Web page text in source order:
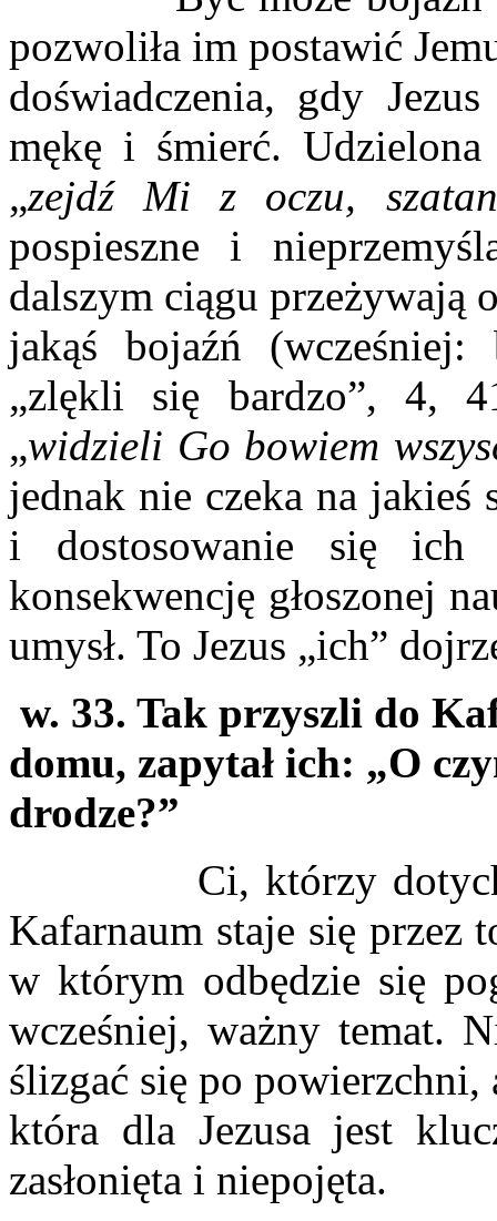
pozwoliła im postawić
doświadczenia, gdy
mękę i śmierć.
„zejdź Mi z oczu,
pospieszne i
dalszym ciągu przeżywają
jakąś bojaźń
„zlękli się bardzo”, 4,
„widzieli Go bowiem
jednak nie czeka na jakieś
i dostosowanie się ich
konsekwencję głoszonej
umysł. To Jezus „ich”
w. 33. Tak przyszli do
domu, zapytał ich: „O
drodze?”
Ci, którzy
Kafarnaum staje się przez
w którym odbędzie się
wcześniej, ważny temat.
ślizgać się po powierzchni,
która dla Jezusa jest
zasłonięta i niepojęta.